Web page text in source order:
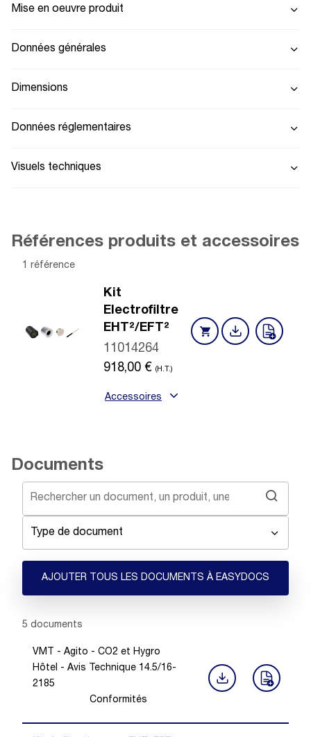
Mise en oeuvre produit
Données générales
Dimensions
Données réglementaires
Visuels techniques
Références produits et accessoires
1 référence
Kit
Electrofiltre
EHT²/EFT²
11014264
918,00 € (H.T.)
Accessoires
Documents
Type de document
AJOUTER TOUS LES DOCUMENTS À EASYDOCS
Showing 1 -5
5 documents
VMT - Agito - CO2 et Hygro
Hôtel - Avis Technique 14.5/16-
2185
Conformités